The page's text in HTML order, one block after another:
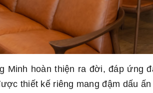
Minh hoàn thiện ra đời, đáp ứng
thiết kế riêng mang đậm dấu